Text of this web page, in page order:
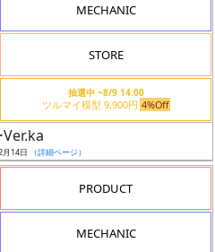
MECHANIC
STORE
抽選中 ~8/9 14:00
ツルマイ模型 9,900円 4%Off
月14日 （詳細ページ）
PRODUCT
MECHANIC